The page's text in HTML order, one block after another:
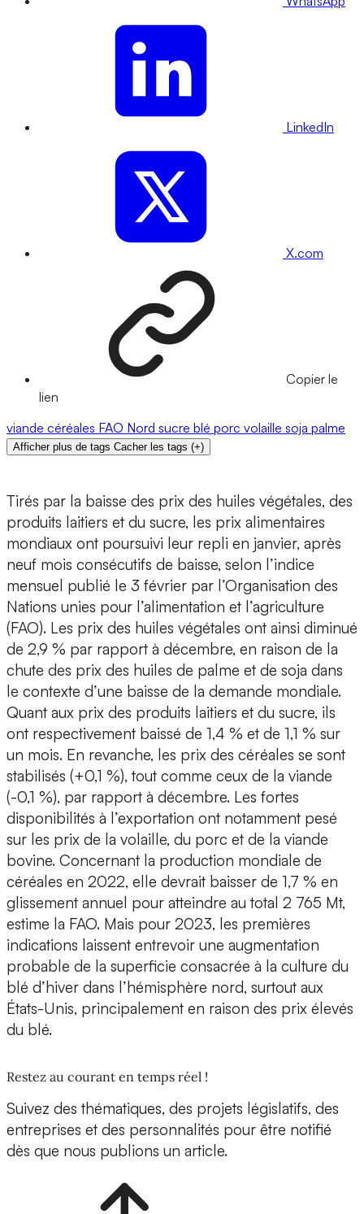
LinkedIn
X.com
Copier le
lien
viande céréales FAO Nord sucre blé porc volaille soja palme
Afficher plus de tags Cacher les tags (+)
Tirés par la baisse des prix des huiles végétales, des
produits laitiers et du sucre, les prix alimentaires
mondiaux ont poursuivi leur repli en janvier, après
neuf mois consécutifs de baisse, selon l’indice
mensuel publié le 3 février par l’Organisation des
Nations unies pour l’alimentation et l’agriculture
(FAO). Les prix des huiles végétales ont ainsi diminué
de 2,9 % par rapport à décembre, en raison de la
chute des prix des huiles de palme et de soja dans
le contexte d’une baisse de la demande mondiale.
Quant aux prix des produits laitiers et du sucre, ils
ont respectivement baissé de 1,4 % et de 1,1 % sur
un mois. En revanche, les prix des céréales se sont
stabilisés (+0,1 %), tout comme ceux de la viande
(-0,1 %), par rapport à décembre. Les fortes
disponibilités à l’exportation ont notamment pesé
sur les prix de la volaille, du porc et de la viande
bovine. Concernant la production mondiale de
céréales en 2022, elle devrait baisser de 1,7 % en
glissement annuel pour atteindre au total 2 765 Mt,
estime la FAO. Mais pour 2023, les premières
indications laissent entrevoir une augmentation
probable de la superficie consacrée à la culture du
blé d’hiver dans l’hémisphère nord, surtout aux
États-Unis, principalement en raison des prix élevés
du blé.
Restez au courant en temps réel !
Suivez des thématiques, des projets législatifs, des
entreprises et des personnalités pour être notifié
dès que nous publions un article.